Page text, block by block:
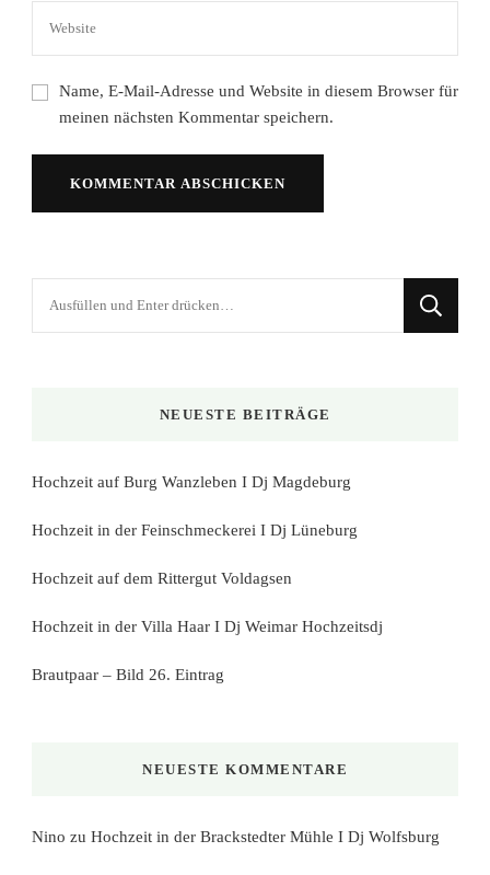
Name, E-Mail-Adresse und Website in diesem Browser für
meinen nächsten Kommentar speichern.
NEUESTE BEITRÄGE
Hochzeit auf Burg Wanzleben I Dj Magdeburg
Hochzeit in der Feinschmeckerei I Dj Lüneburg
Hochzeit auf dem Rittergut Voldagsen
Hochzeit in der Villa Haar I Dj Weimar Hochzeitsdj
Brautpaar – Bild 26. Eintrag
NEUESTE KOMMENTARE
Nino zu Hochzeit in der Brackstedter Mühle I Dj Wolfsburg